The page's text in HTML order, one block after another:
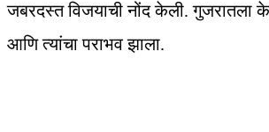
जबरदस्त विजयाची नोंद केली. गुजरातला
आणि त्यांचा पराभव झाला.